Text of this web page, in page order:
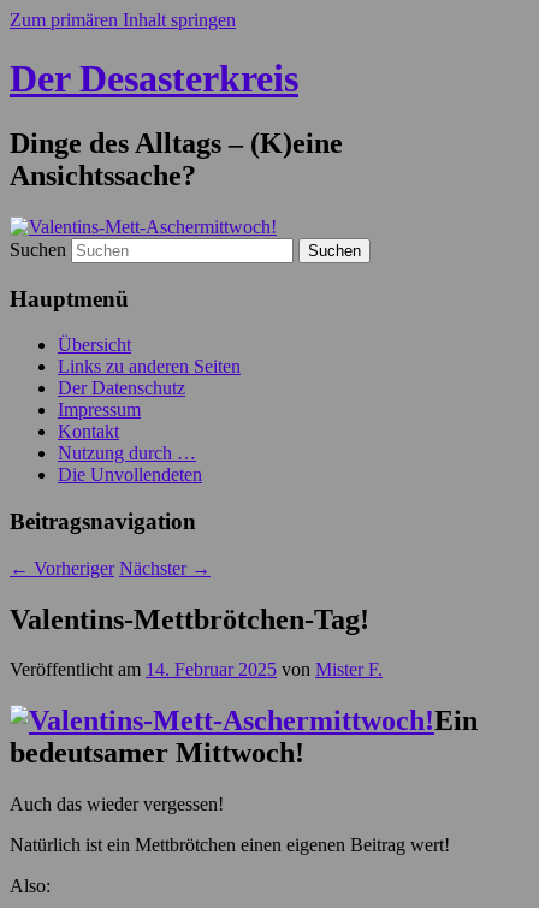
Zum primären Inhalt springen
Der Desasterkreis
Dinge des Alltags – (K)eine
Ansichtssache?
Suchen
Hauptmenü
Übersicht
Links zu anderen Seiten
Der Datenschutz
Impressum
Kontakt
Nutzung durch …
Die Unvollendeten
Beitragsnavigation
← Vorheriger Nächster →
Valentins-Mettbrötchen-Tag!
Veröffentlicht am 14. Februar 2025 von Mister F.
Ein
bedeutsamer Mittwoch!
Auch das wieder vergessen!
Natürlich ist ein Mettbrötchen einen eigenen Beitrag wert!
Also: